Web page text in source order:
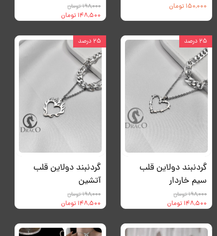
۱۵۰,۰۰۰ تومان ۱۹۸,۰۰۰ تومان
۱۴۸,۵۰۰ تومان
گردنبند دولاین قلب
سیم خاردار
۱۹۸,۰۰۰ تومان
۱۴۸,۵۰۰ تومان
۲۵ درصد
گردنبند دولاین قلب
آتشین
۱۹۸,۰۰۰ تومان
۱۴۸,۵۰۰ تومان
۲۵ درصد